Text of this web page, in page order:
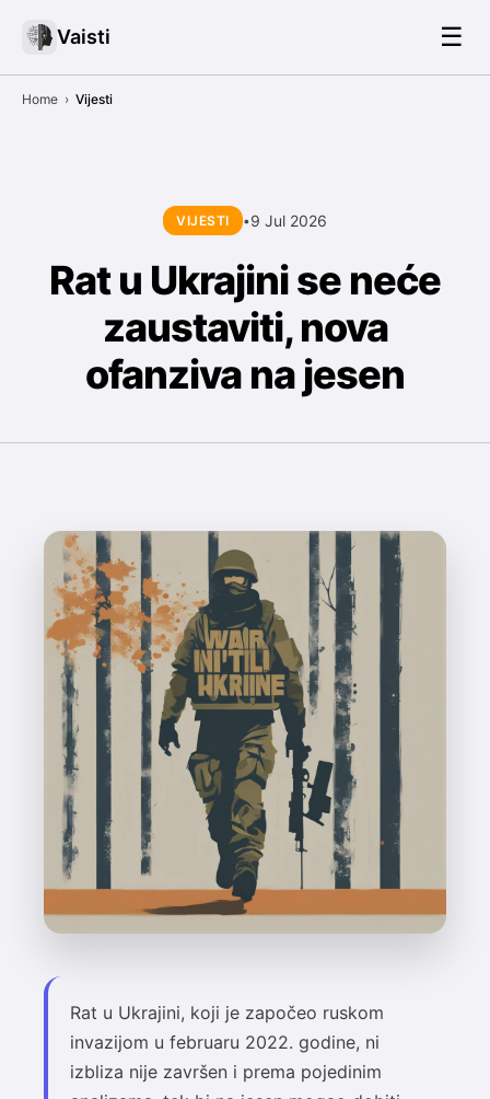
Vaisti ☰
Home › Vijesti
VIJESTI •9 Jul 2026
Rat u Ukrajini se neće
zaustaviti, nova
ofanziva na jesen
Rat u Ukrajini, koji je započeo ruskom
invazijom u februaru 2022. godine, ni
izbliza nije završen i prema pojedinim